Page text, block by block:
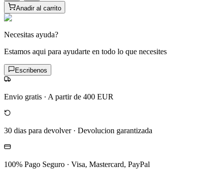
Anadir al carrito
Necesitas ayuda?
Estamos aqui para ayudarte en todo lo que necesites
Escribenos
Envio gratis · A partir de 400 EUR
30 dias para devolver· Devolucion garantizada
100% Pago Seguro · Visa, Mastercard, PayPal